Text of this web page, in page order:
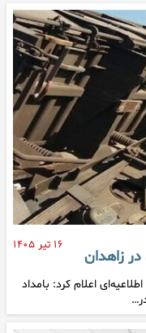
۱۶ تیر ۱۴۰۵
زاهدان
اعلام کرد: بامداد